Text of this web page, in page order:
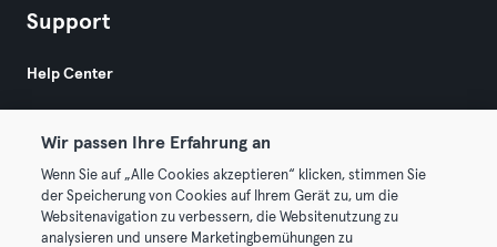
Support
Help Center
© 2026 Urban Sports Group GmbH. All rights reserved.
Wir passen Ihre Erfahrung an
Wenn Sie auf „Alle Cookies akzeptieren“ klicken, stimmen Sie
der Speicherung von Cookies auf Ihrem Gerät zu, um die
Websitenavigation zu verbessern, die Websitenutzung zu
analysieren und unsere Marketingbemühungen zu